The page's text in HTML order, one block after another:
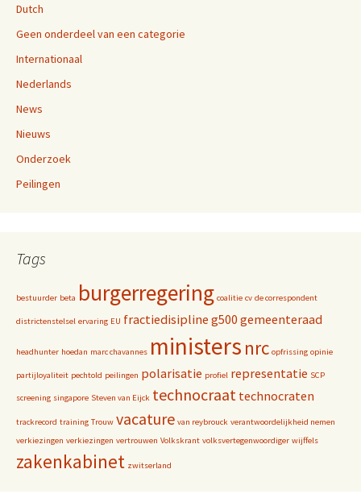
Dutch
Geen onderdeel van een categorie
Internationaal
Nederlands
News
Nieuws
Onderzoek
Peilingen
Tags
bestuurder beta burgerregering coalitie cv de correspondent
districtenstelsel ervaring EU fractiedisipline g500 gemeenteraad
headhunter hoedan marc chavannes ministers nrc opfrissing opinie
partijloyaliteit pechtold peilingen polarisatie profiel representatie SCP
screening singapore Steven van Eijck technocraat technocraten
trackrecord training Trouw vacature van reybrouck verantwoordelijkheid nemen
verkiezingen verkiezingen vertrouwen Volkskrant volksvertegenwoordiger wijffels
zakenkabinet zwitserland